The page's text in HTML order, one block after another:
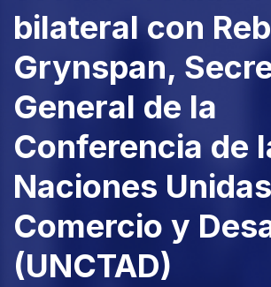
bilateral con
Grynspan,
General de la
Conferencia de
Naciones
Comercio y
(UNCTAD)